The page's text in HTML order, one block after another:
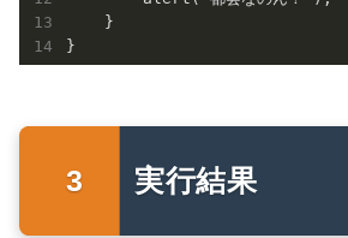
    }
実行結果